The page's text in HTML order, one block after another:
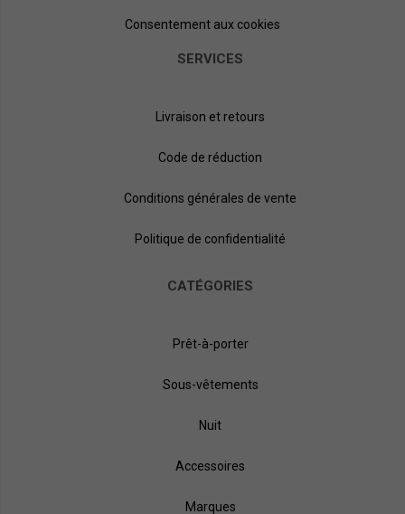
Consentement aux cookies
SERVICES
Livraison et retours
Code de réduction
Conditions générales de vente
Politique de confidentialité
CATÉGORIES
Prêt-à-porter
Sous-vêtements
Nuit
Accessoires
Marques